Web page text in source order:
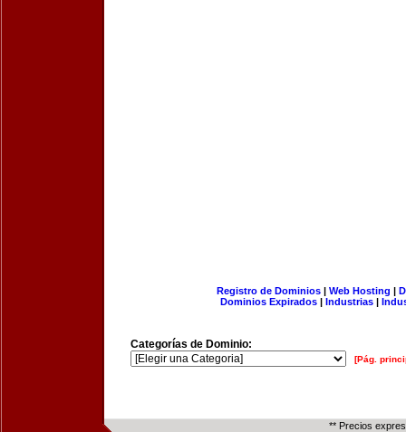
Registro de Dominios| Web Hosting |
Dominios Expirados | Industrias |
Categorías de Dominio:
[Pág.
** Precios